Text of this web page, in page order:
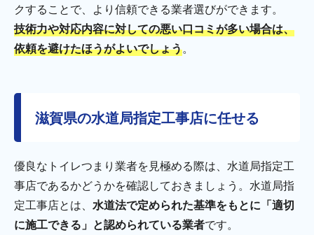
クすることで、より信頼できる業者選びができます。
技術力や対応内容に対しての悪い口コミが多い場合は、
依頼を避けたほうがよいでしょう。
滋賀県の水道局指定工事店に任せる
優良なトイレつまり業者を見極める際は、水道局指定工
事店であるかどうかを確認しておきましょう。水道局指
定工事店とは、 水道法で定められた基準をもとに「適切
に施工できる」と認められている業者です。